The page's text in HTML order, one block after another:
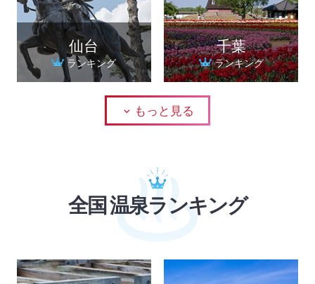
仙台
ランキング
千葉
ランキング
もっと見る
全国 温泉ランキング